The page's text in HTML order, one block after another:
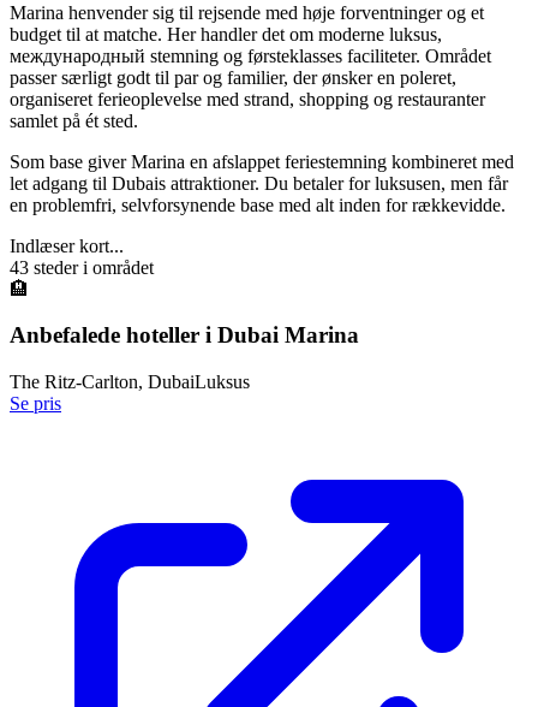
Marina henvender sig til rejsende med høje forventninger og et
budget til at matche. Her handler det om moderne luksus,
международный stemning og førsteklasses faciliteter. Området
passer særligt godt til par og familier, der ønsker en poleret,
organiseret ferieoplevelse med strand, shopping og restauranter
samlet på ét sted.
Som base giver Marina en afslappet feriestemning kombineret med
let adgang til Dubais attraktioner. Du betaler for luksusen, men får
en problemfri, selvforsynende base med alt inden for rækkevidde.
Indlæser kort...
43 steder i området
🏨
Anbefalede hoteller i Dubai Marina
The Ritz-Carlton, DubaiLuksus
Se pris